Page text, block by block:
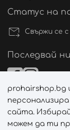
Статус на
Свържи се с
Последвай ни
Начини на
prohairshop.bg
сайта.
можем да ти